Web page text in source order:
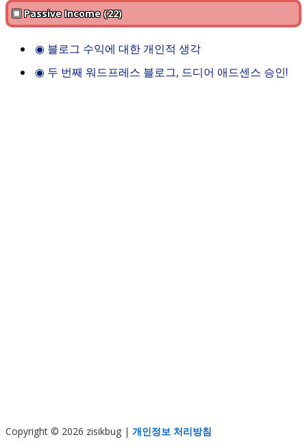
▣ Passive Income (22)
◉ 블로그 수익에 대한 개인적 생각
◉ 두 번째 워드프레스 블로그, 드디어 애드센스 승인!
Copyright © 2026 zisikbug | 개인정보 처리방침